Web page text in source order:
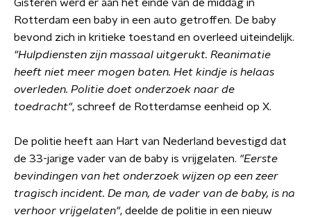
Gisteren werd er aan het einde van de middag in
Rotterdam een baby in een auto getroffen. De baby
bevond zich in kritieke toestand en overleed uiteindelijk.
"Hulpdiensten zijn massaal uitgerukt. Reanimatie
heeft niet meer mogen baten. Het kindje is helaas
overleden. Politie doet onderzoek naar de
toedracht", schreef de Rotterdamse eenheid op X.
De politie heeft aan Hart van Nederland bevestigd dat
de 33-jarige vader van de baby is vrijgelaten. "Eerste
bevindingen van het onderzoek wijzen op een zeer
tragisch incident. De man, de vader van de baby, is na
verhoor vrijgelaten", deelde de politie in een nieuw